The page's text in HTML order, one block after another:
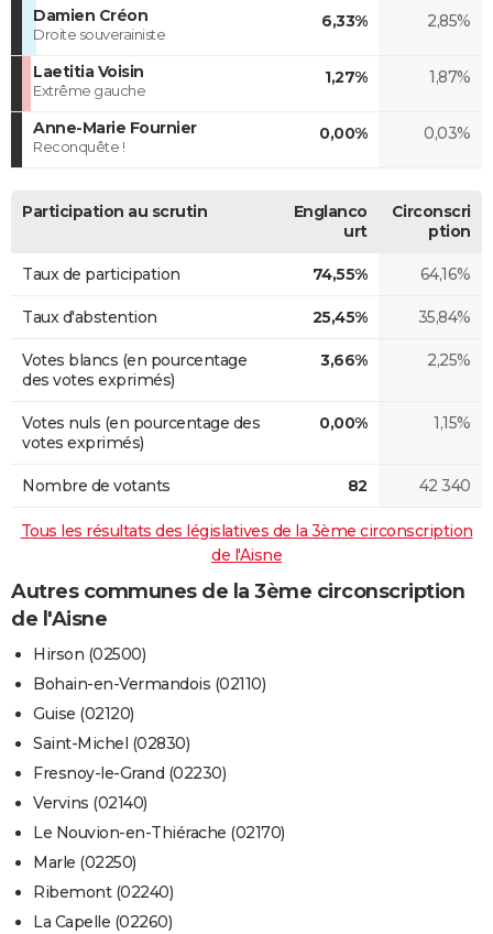
Damien Créon
Droite souverainiste
6,33% 2,85%
Laetitia Voisin
Extrême gauche
1,27% 1,87%
Anne-Marie Fournier
Reconquête !
0,00% 0,03%
Participation au scrutin
Englanco
urt
Circonscri
ption
Taux de participation 74,55% 64,16%
Taux d'abstention 25,45% 35,84%
Votes blancs (en pourcentage
des votes exprimés)
3,66% 2,25%
Votes nuls (en pourcentage des
votes exprimés)
0,00% 1,15%
Nombre de votants 82 42 340
Tous les résultats des législatives de la 3ème circonscription
de l'Aisne
Autres communes de la 3ème circonscription
de l'Aisne
Hirson (02500)
Bohain-en-Vermandois (02110)
Guise (02120)
Saint-Michel (02830)
Fresnoy-le-Grand (02230)
Vervins (02140)
Le Nouvion-en-Thiérache (02170)
Marle (02250)
Ribemont (02240)
La Capelle (02260)